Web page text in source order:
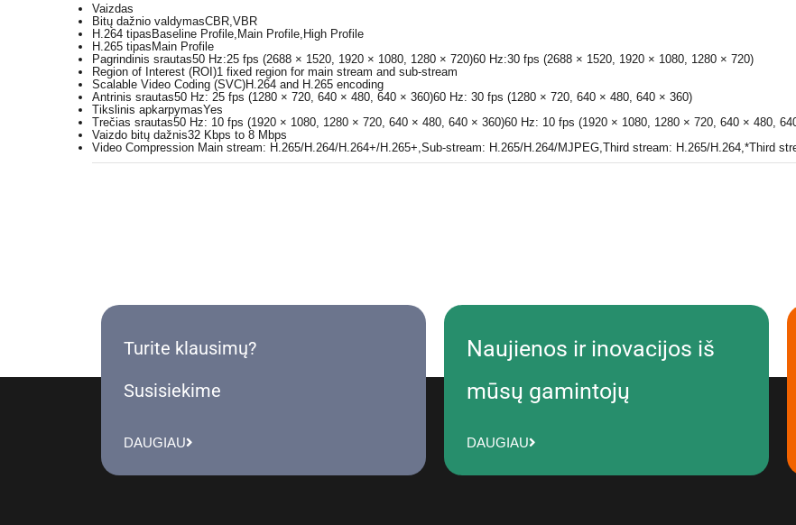
Vaizdas
Bitų dažnio valdymasCBR,VBR
H.264 tipasBaseline Profile,Main Profile,High Profile
H.265 tipasMain Profile
Pagrindinis srautas50 Hz:25 fps (2688 × 1520, 1920 × 1080, 1280 × 720)60 Hz:30 fps (2688 × 1520, 1920 × 1080, 1280 × 720)
Region of Interest (ROI)1 fixed region for main stream and sub-stream
Scalable Video Coding (SVC)H.264 and H.265 encoding
Antrinis srautas50 Hz: 25 fps (1280 × 720, 640 × 480, 640 × 360)60 Hz: 30 fps (1280 × 720, 640 × 480, 640 × 360)
Tikslinis apkarpymasYes
Trečias srautas50 Hz: 10 fps (1920 × 1080, 1280 × 720, 640 × 480, 640 × 360)60 Hz: 10 fps (1920 × 1080, 1280 × 720, 640 × 480,
Vaizdo bitų dažnis32 Kbps to 8 Mbps
Video Compression Main stream: H.265/H.264/H.264+/H.265+,Sub-stream: H.265/H.264/MJPEG,Third stream: H.265/H.264,*Third
Turite klausimų?
Susisiekime
DAUGIAU
Naujienos ir inovacijos iš
mūsų gamintojų
DAUGIAU